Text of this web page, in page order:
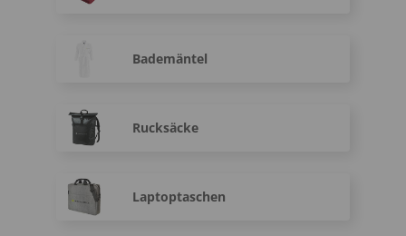
Bademäntel
Rucksäcke
Laptoptaschen